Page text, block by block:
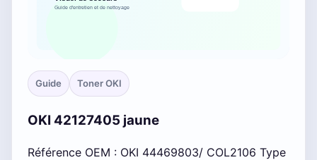
Guide Toner OKI
OKI 42127405 jaune
Référence OEM : OKI 44469803/ COL2106 Type